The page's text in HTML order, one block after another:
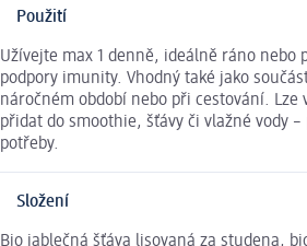
Použití
Užívejte max 1 denně, ideálně ráno nebo
podpory imunity. Vhodný také jako
náročném období nebo při cestování. Lze
přidat do smoothie, šťávy či vlažné vody
potřeby.
Složení
Bio jablečná šťáva lisovaná za studena,